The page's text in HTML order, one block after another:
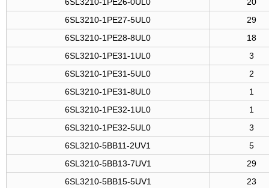
6SL3210-1PE27-5UL0
29
6SL3210-1PE28-8UL0
18
6SL3210-1PE31-1UL0
3
6SL3210-1PE31-5UL0
2
6SL3210-1PE31-8UL0
1
6SL3210-1PE32-1UL0
1
6SL3210-1PE32-5UL0
3
6SL3210-5BB11-2UV1
5
6SL3210-5BB13-7UV1
29
6SL3210-5BB15-5UV1
23